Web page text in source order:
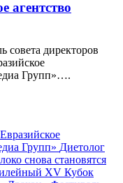
агентство
совета директоров
Групп»….
Групп» Диетолог
снова становятся
XV Кубок